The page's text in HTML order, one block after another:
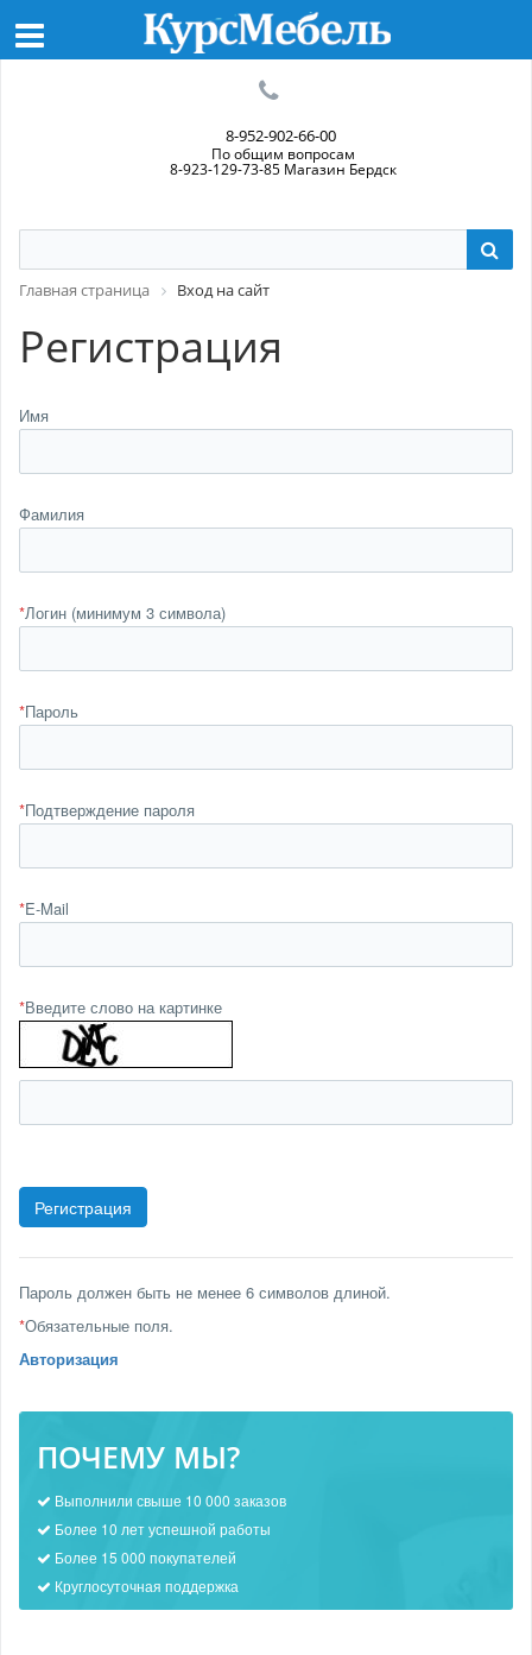
8-952-902-66-00
По общим вопросам
8-923-129-73-85 Магазин Бердск
Главная страница Вход на сайт
Регистрация
Имя
Фамилия
*Логин (минимум 3 символа)
*Пароль
*Подтверждение пароля
*E-Mail
*Введите слово на картинке
Пароль должен быть не менее 6 символов длиной.
*Обязательные поля.
Авторизация
ПОЧЕМУ МЫ?
Выполнили свыше 10 000 заказов
Более 10 лет успешной работы
Более 15 000 покупателей
Круглосуточная поддержка